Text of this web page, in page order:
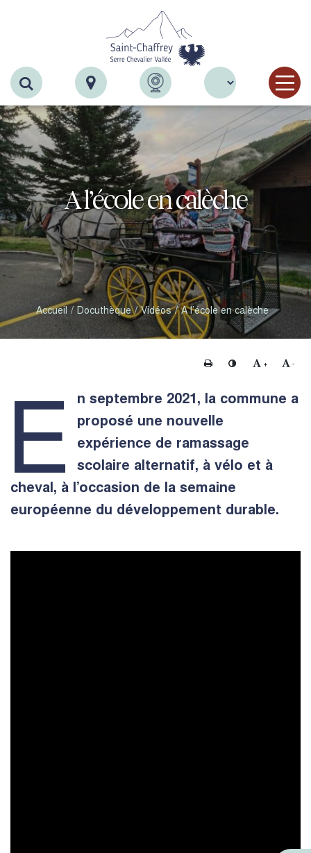
Recherche
A l’école en calèche
Accueil Docuthèque Vidéos A l’école en calèche
Imprimer Changer le contraste
+ Agrandir le
-
E
n septembre 2021, la commune a
proposé une nouvelle
expérience de ramassage
scolaire alternatif, à vélo et à
cheval, à l’occasion de la semaine
européenne du développement durable.